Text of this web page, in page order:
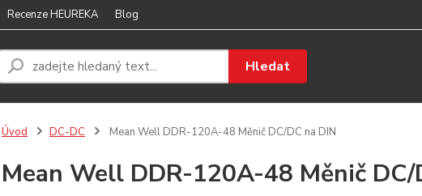
Recenze HEUREKA Blog
Hledat
Úvod DC-DC Mean Well DDR-120A-48 Měnič DC/DC na DIN
Mean Well DDR-120A-48 Měnič DC/